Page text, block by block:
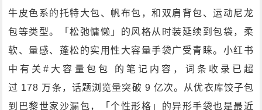
牛皮色系的托特大包、帆布包，和双肩背包、运动尼龙
包等类型。「松弛慵懒」的风格从时装延续到包袋，柔
软、量感、蓬松的实用性大容量手袋广受青睐。小红书
中有关#大容量包包 的笔记内容，词条收录已超
过 178 万条，话题浏览量突破 9 亿次。从优衣库饺子包
到巴黎世家沙漏包，「个性形格」的异形手袋也是最近